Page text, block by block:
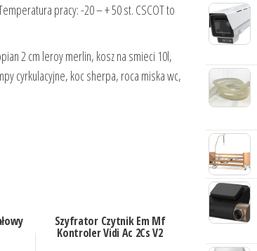
pracy: -20 – + 50 st. CSCOT to
2 cm leroy merlin, kosz na smieci 10l,
cyrkulacyjne, koc sherpa, roca miska wc,
Szyfrator Czytnik Em Mf
Kontroler Vidi Ac 2Cs V2